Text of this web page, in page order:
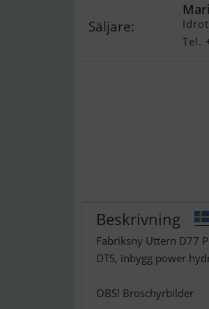
Säljare:
Tel.
Beskrivning
Fabriksny Uttern D77
DTS, inbygg power
OBS! Broschyrbilder